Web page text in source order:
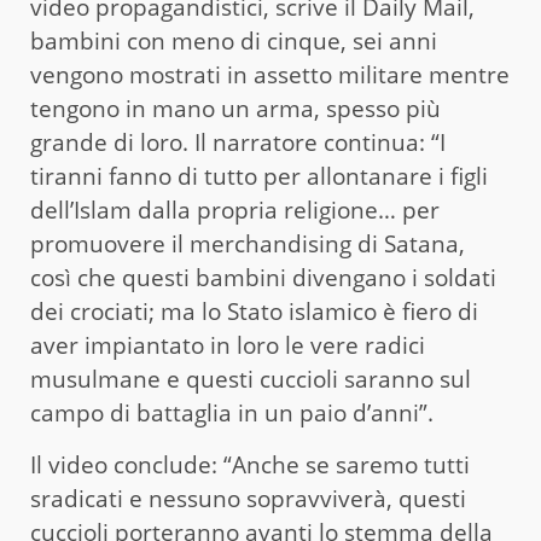
video propagandistici, scrive il Daily Mail,
bambini con meno di cinque, sei anni
vengono mostrati in assetto militare mentre
tengono in mano un arma, spesso più
grande di loro. Il narratore continua: “I
tiranni fanno di tutto per allontanare i figli
dell’Islam dalla propria religione… per
promuovere il merchandising di Satana,
così che questi bambini divengano i soldati
dei crociati; ma lo Stato islamico è fiero di
aver impiantato in loro le vere radici
musulmane e questi cuccioli saranno sul
campo di battaglia in un paio d’anni”.
Il video conclude: “Anche se saremo tutti
sradicati e nessuno sopravviverà, questi
cuccioli porteranno avanti lo stemma della